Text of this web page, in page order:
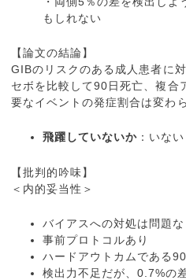
もしれない
【論文の結論】
GIBのリスクのある成人患者に
セボを比較して90日死亡、複合
要なイベントの発症割合は変わ
飛躍していないか ：いない
【批判的吟味】
＜内的妥当性＞
バイアスへの対処は問題な
事前プロトコルあり
ハードアウトカムである
検出力不足だが、0.7%の